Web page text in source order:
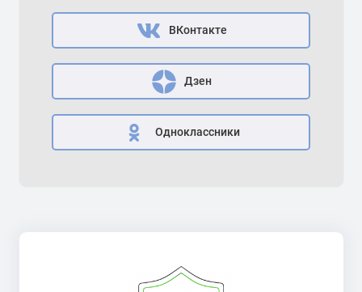
ВКонтакте
Дзен
Одноклассники